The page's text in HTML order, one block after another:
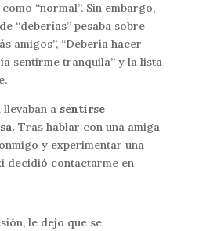
“normal”. Sin embargo,
“deberías” pesaba sobre
amigos”, “Debería hacer
sentirme tranquila” y la lista
llevaban a sentirse
Tras hablar con una amiga
y experimentar una
decidió contactarme en
le dejo que se